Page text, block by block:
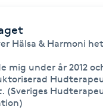
Hälsa & Harmoni
mig under år 2012
(Sveriges